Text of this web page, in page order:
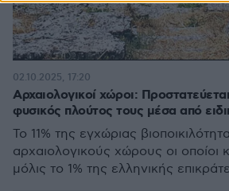
Αρχαιολογικοί χώροι:
φυσικός πλούτος τους μέσα από
Το 11% της εγχώριας
αρχαιολογικούς χώρους οι οποίοι
μόλις το 1% της ελληνικής
02.10.2025, 17:20